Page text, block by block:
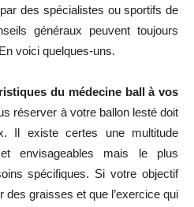
des spécialistes ou sportifs de
généraux peuvent toujours
voici quelques-uns.
du médecine ball à vos
réserver à votre ballon lesté doit
Il existe certes une multitude
et envisageables mais le plus
spécifiques. Si votre objectif
des graisses et que l’exercice qui